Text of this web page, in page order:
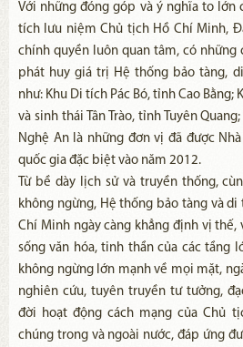
Với những đóng góp và ý nghĩa to lớn
tích lưu niệm Chủ tịch Hồ Chí Minh,
chính quyền luôn quan tâm, có những
phát huy giá trị Hệ thống bảo tàng,
như: Khu Di tích Pác Bó, tỉnh Cao Bằng;
và sinh thái Tân Trào, tỉnh Tuyên
Nghệ An là những đơn vị đã được
quốc gia đặc biệt vào năm 2012.
Từ bề dày lịch sử và truyền thống,
không ngừng, Hệ thống bảo tàng và
Chí Minh ngày càng khẳng định vị
sống văn hóa, tinh thần của các tầng
không ngừng lớn mạnh về mọi mặt,
nghiên cứu, tuyên truyền tư tưởng,
đời hoạt động cách mạng của Chủ
chúng trong và ngoài nước, đáp ứng